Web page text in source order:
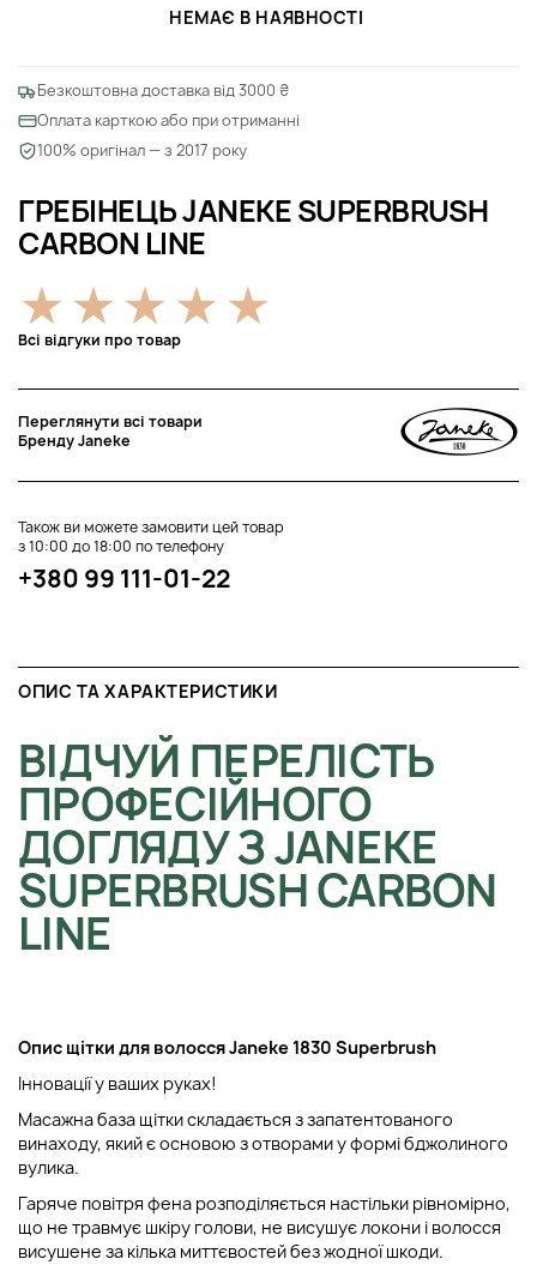
ГРЕБІНЕЦЬ JANEKE SUPERBRUSH
CARBON LINE
Всі відгуки про товар
Переглянути всі товари
Бренду Janeke
Також ви можете замовити цей товар
з 10:00 до 18:00 по телефону
+380 99 111-01-22
НЕМАЄ В НАЯВНОСТІ
Безкоштовна доставка від 3000 ₴
Оплата карткою або при отриманні
100% оригінал — з 2017 року
ОПИС ТА ХАРАКТЕРИСТИКИ
ВІДЧУЙ ПЕРЕЛІСТЬ
ПРОФЕСІЙНОГО
ДОГЛЯДУ З JANEKE
SUPERBRUSH CARBON
LINE
Опис щітки для волосся Janeke 1830 Superbrush
Інновації у ваших руках!
Масажна база щітки складається з запатентованого
винаходу, який є основою з отворами у формі бджолиного
вулика.
Гаряче повітря фена розподіляється настільки рівномірно,
що не травмує шкіру голови, не висушує локони і волосся
висушене за кілька миттєвостей без жодної шкоди.